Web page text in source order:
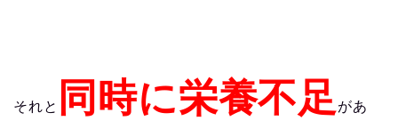
それと 同時に栄養不足 があ